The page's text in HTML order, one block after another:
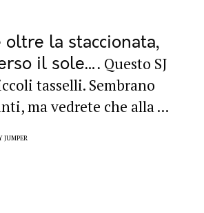
oltre la staccionata,
il sole… Questo SJ
tasselli. Sembrano
ma vedrete che alla ...
JUMPER